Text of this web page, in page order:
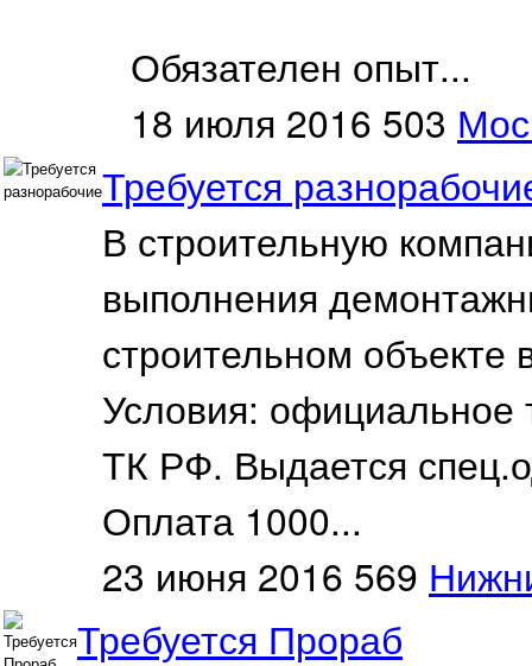
Обязателен опыт...
18 июля 2016 503
Требуется
В строительную
выполнения
строительном объекте
Условия: официальное
ТК РФ. Выдается
Оплата 1000...
23 июня 2016 569
Требуется Прораб